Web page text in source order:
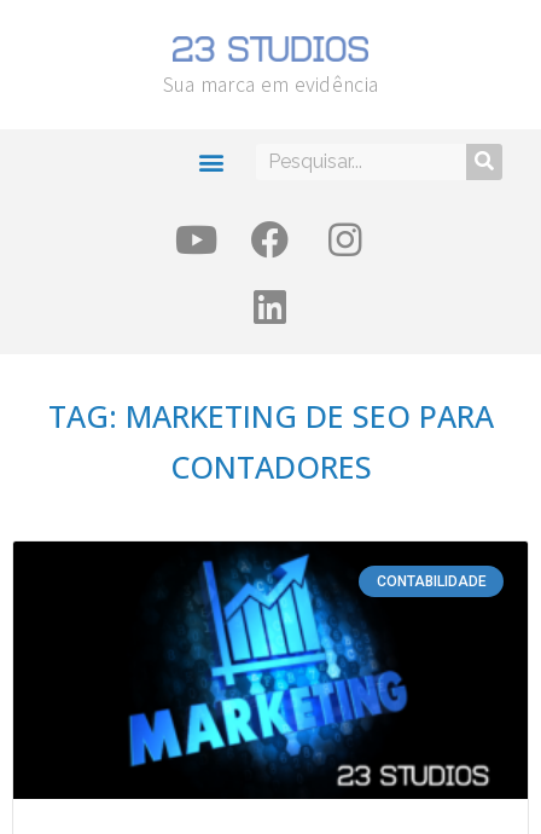
Sua marca em evidência
TAG: MARKETING DE SEO PARA
CONTADORES
CONTABILIDADE